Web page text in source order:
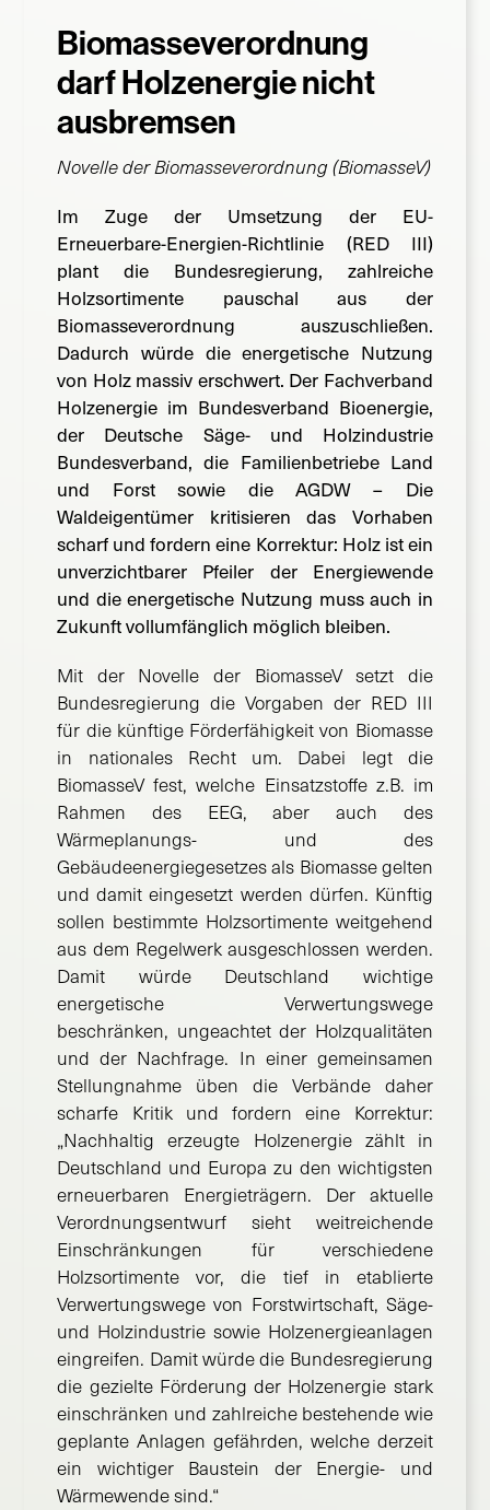
SucheBiomasseverordnung
darf Holzenergie nicht
ausbremsen
Novelle der Biomasseverordnung (BiomasseV)
Im Zuge der Umsetzung der EU-
Erneuerbare-Energien-Richtlinie (RED III)
plant die Bundesregierung, zahlreiche
Holzsortimente pauschal aus der
Biomasseverordnung auszuschließen.
Dadurch würde die energetische Nutzung
von Holz massiv erschwert. Der Fachverband
Holzenergie im Bundesverband Bioenergie,
der Deutsche Säge- und Holzindustrie
Bundesverband, die Familienbetriebe Land
und Forst sowie die AGDW – Die
Waldeigentümer kritisieren das Vorhaben
scharf und fordern eine Korrektur: Holz ist ein
unverzichtbarer Pfeiler der Energiewende
und die energetische Nutzung muss auch in
Zukunft vollumfänglich möglich bleiben.
Mit der Novelle der BiomasseV setzt die
Bundesregierung die Vorgaben der RED III
für die künftige Förderfähigkeit von Biomasse
in nationales Recht um. Dabei legt die
BiomasseV fest, welche Einsatzstoffe z.B. im
Rahmen des EEG, aber auch des
Wärmeplanungs- und des
Gebäudeenergiegesetzes als Biomasse gelten
und damit eingesetzt werden dürfen. Künftig
sollen bestimmte Holzsortimente weitgehend
aus dem Regelwerk ausgeschlossen werden.
Damit würde Deutschland wichtige
energetische Verwertungswege
beschränken, ungeachtet der Holzqualitäten
und der Nachfrage. In einer gemeinsamen
Stellungnahme üben die Verbände daher
scharfe Kritik und fordern eine Korrektur:
„Nachhaltig erzeugte Holzenergie zählt in
Deutschland und Europa zu den wichtigsten
erneuerbaren Energieträgern. Der aktuelle
Verordnungsentwurf sieht weitreichende
Einschränkungen für verschiedene
Holzsortimente vor, die tief in etablierte
Verwertungswege von Forstwirtschaft, Säge-
und Holzindustrie sowie Holzenergieanlagen
eingreifen. Damit würde die Bundesregierung
die gezielte Förderung der Holzenergie stark
einschränken und zahlreiche bestehende wie
geplante Anlagen gefährden, welche derzeit
ein wichtiger Baustein der Energie- und
Wärmewende sind.“